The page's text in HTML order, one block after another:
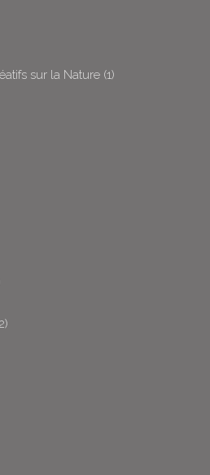
sur la Nature (1)